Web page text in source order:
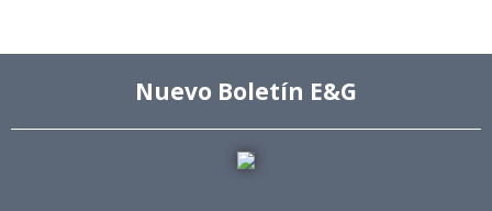
Nuevo Boletín E&G